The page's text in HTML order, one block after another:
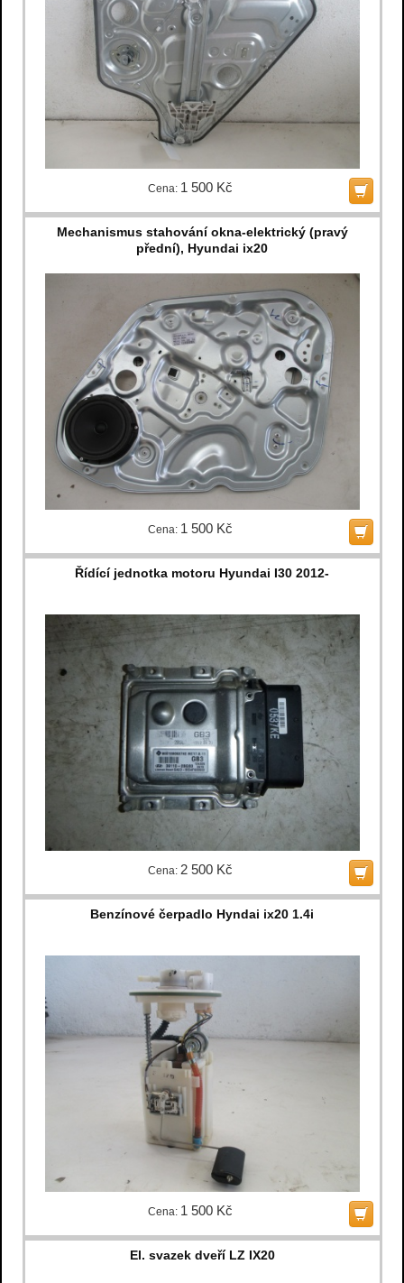
Cena: 1 500 Kč
Mechanismus stahování okna-elektrický (pravý
přední), Hyundai ix20
Cena: 1 500 Kč
Řídící jednotka motoru Hyundai I30 2012-
Cena: 2 500 Kč
Benzínové čerpadlo Hyndai ix20 1.4i
Cena: 1 500 Kč
El. svazek dveří LZ IX20